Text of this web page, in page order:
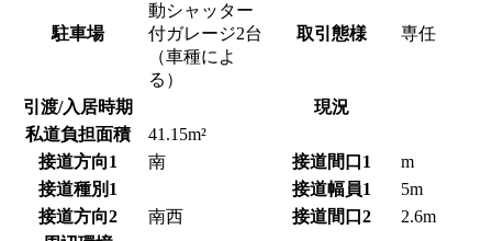
駐車場
動シャッター
付ガレージ2台
（車種によ
る）
取引態様 専任
引渡/入居時期
現況
私道負担面積
41.15m²
接道方向1
南 接道間口1
m
接道種別1
接道幅員1
5m
接道方向2
南西 接道間口2
2.6m